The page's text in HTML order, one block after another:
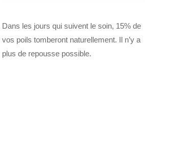
Dans les jours qui suivent le soin, 15% de
vos poils tomberont naturellement. Il n’y a
plus de repousse possible.